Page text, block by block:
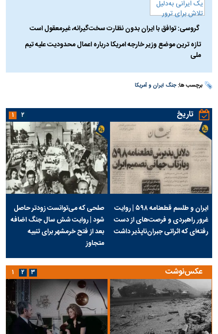
گروسی: توافق با ایران بدون نظارت سخت‌گیرانه، غیرمعقول است
تازه ترین موضع وزیر خارجه امریکا درباره اعمال محدودیت علیه تیم
ملی
برچسب ها:جنگ ایران و آمریکا
تاریخ
ایران و طلسم قطعنامه ۵۹۸ | روایت
غرور راهبردی و فرصت‌های از دست
رفته‌ای که اثراتی جبران‌ناپذیر داشت
صلحی که می‌توانست زودتر حاصل
شود | روایت شش سال جنگ اضافه
بعد از فتح خرمشهر برای تنبیه
متجاوز
۱ ۲
عکس‌نوشت ۱ ۲ ۳